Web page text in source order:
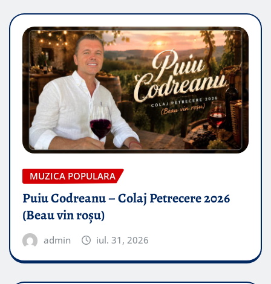
MUZICA POPULARA
Puiu Codreanu – Colaj Petrecere 2026
(Beau vin roșu)
admin iul. 31, 2026